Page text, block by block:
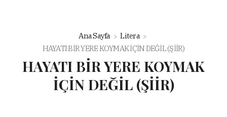
Ana Sayfa
Litera
HAYATI BİR YERE KOYMAK İÇİN DEĞİL (ŞİİR)
HAYATI BİR YERE KOYMAK
İÇİN DEĞİL (ŞİİR)